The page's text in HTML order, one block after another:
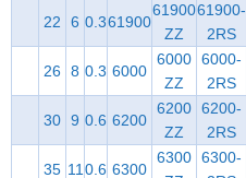
22 6 0.361900
61900
ZZ
61900-
2RS
26 8 0.3 6000
6000
ZZ
6000-
2RS
30 9 0.6 6200
6200
ZZ
6200-
2RS
35 110.6 6300
6300 6300-